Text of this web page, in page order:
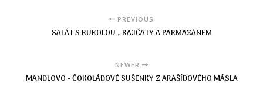
PREVIOUS
SALÁT S RUKOLOU , RAJČATY A PARMAZÁNEM
NEWER
MANDLOVO - ČOKOLÁDOVÉ SUŠENKY Z ARAŠÍDOVÉHO MÁSLA